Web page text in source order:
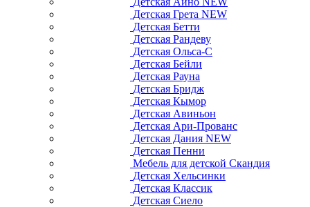
Детская Грета NEW
Детская Бетти
Детская Рандеву
Детская Ольса-С
Детская Бейли
Детская Рауна
Детская Бридж
Детская Кымор
Детская Авиньон
Детская Ари-Прованс
Детская Дания NEW
Детская Пенни
Мебель для детской Скандия
Детская Хельсинки
Детская Классик
Детская Сиело